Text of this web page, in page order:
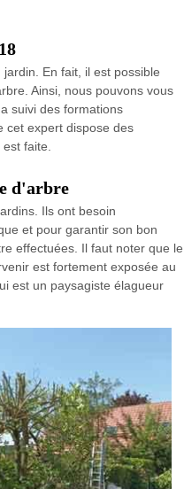
En fait, il est possible
Ainsi, nous pouvons vous
suivi des formations
cet expert dispose des
faite.
d'arbre
Ils ont besoin
et pour garantir son bon
effectuées. Il faut noter que le
est fortement exposée au
est un paysagiste élagueur